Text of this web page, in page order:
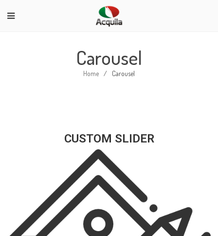
Carousel
Home / Carousel
CUSTOM SLIDER